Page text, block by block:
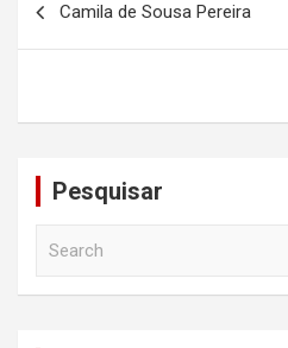
Camila de Sousa Pereira
Pesquisar